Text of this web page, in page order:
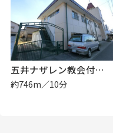
五井ナザレン教会付属幼稚園
約746m／10分